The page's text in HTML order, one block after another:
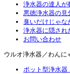
浄水器の達人が
悪徳浄水器の見
臭いだけじゃな
浄水器に隠され
お問い合わせ
ウルオ浄水器／わんに
ポット型浄水